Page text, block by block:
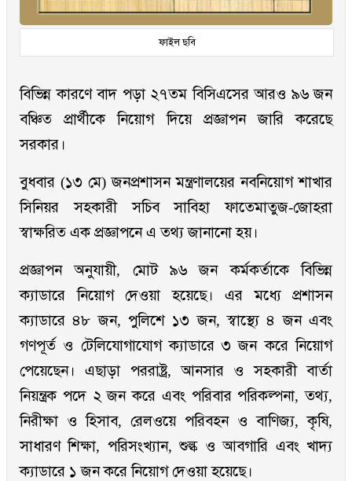
ফাইল ছবি
বিভিন্ন কারণে বাদ পড়া ২৭তম বিসিএসের আরও ৯৬ জন
বঞ্চিত প্রার্থীকে নিয়োগ দিয়ে প্রজ্ঞাপন জারি করেছে
সরকার।
বুধবার (১৩ মে) জনপ্রশাসন মন্ত্রণালয়ের নবনিয়োগ শাখার
সিনিয়র সহকারী সচিব সাবিহা ফাতেমাতুজ-জোহরা
স্বাক্ষরিত এক প্রজ্ঞাপনে এ তথ্য জানানো হয়।
প্রজ্ঞাপন অনুযায়ী, মোট ৯৬ জন কর্মকর্তাকে বিভিন্ন
ক্যাডারে নিয়োগ দেওয়া হয়েছে। এর মধ্যে প্রশাসন
ক্যাডারে ৪৮ জন, পুলিশে ১৩ জন, স্বাস্থ্যে ৪ জন এবং
গণপূর্ত ও টেলিযোগাযোগ ক্যাডারে ৩ জন করে নিয়োগ
পেয়েছেন। এছাড়া পররাষ্ট্র, আনসার ও সহকারী বার্তা
নিয়ন্ত্রক পদে ২ জন করে এবং পরিবার পরিকল্পনা, তথ্য,
নিরীক্ষা ও হিসাব, রেলওয়ে পরিবহন ও বাণিজ্য, কৃষি,
সাধারণ শিক্ষা, পরিসংখ্যান, শুল্ক ও আবগারি এবং খাদ্য
ক্যাডারে ১ জন করে নিয়োগ দেওয়া হয়েছে।